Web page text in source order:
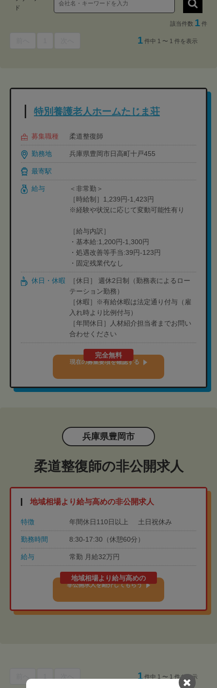
ド
該当件数 1 件
1 件中 1 〜 1 件を表示
特別養護老人ホームたじま荘
募集職種 柔道整復師
勤務地 兵庫県豊岡市日高町十戸455
最寄駅
給与
＜非常勤＞
［時給制］1,239円-1,423円
※経験や状況に応じて変動可能性有り
［給与内訳］
・基本給:1,200円-1,300円
・処遇改善等手当:39円-123円
・固定残業代なし
休日・休暇
［休日］ 週休2日制（勤務表によるロー
テーション勤務）
［休暇］※有給休暇は法定通り付与（雇
入れ時より比例付与）
［年間休日］人材紹介担当者までお問い
合わせください
完全無料
現在の募集要項を確認する
兵庫県豊岡市
柔道整復師の非公開求人
地域相場より給与高めの非公開求人
特徴 年間休日110日以上 土日祝休み
勤務時間 8:30-17:30（休憩60分）
給与 常勤 月給32万円
地域相場より給与高めの
非公開求人を紹介してもらう
1 件中 1 〜 1 件を表示